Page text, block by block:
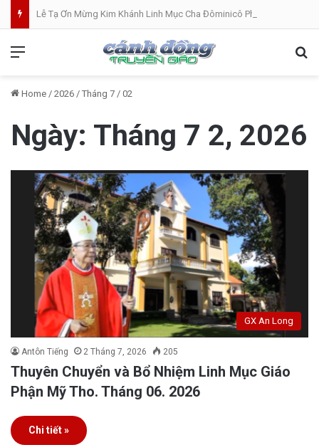
Home / 2026 / Tháng 7 / 02
Ngày: Tháng 7 2, 2026
GX An Long
Antôn Tiếng 2 Tháng 7, 2026 205
Thuyên Chuyển và Bổ Nhiệm Linh Mục Giáo
Phận Mỹ Tho. Tháng 06. 2026
Chi tiết »